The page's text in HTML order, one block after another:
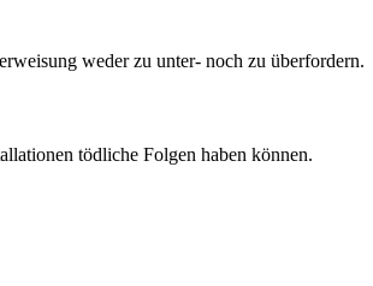
weder zu unter- noch zu überfordern.
tödliche Folgen haben können.